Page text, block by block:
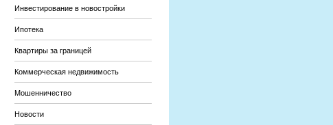
Инвестирование в новостройки
Ипотека
Квартиры за границей
Коммерческая недвижимость
Мошенничество
Новости